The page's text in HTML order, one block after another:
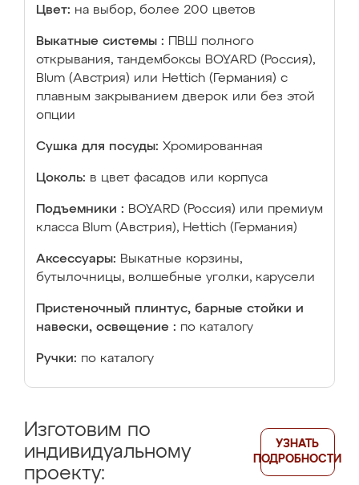
Цвет: на выбор, более 200 цветов
Выкатные системы :
ПВШ полного
открывания, тандембоксы BOYARD (Россия),
Blum (Австрия) или Hettich (Германия) с
плавным закрыванием дверок или без этой
опции
Сушка для посуды: Хромированная
Цоколь: в цвет фасадов или корпуса
Подъемники : BOYARD (Россия) или премиум
класса Blum (Австрия), Hettich (Германия)
Аксессуары: Выкатные корзины,
бутылочницы, волшебные уголки, карусели
Пристеночный плинтус, барные стойки и
навески, освещение : по каталогу
Ручки: по каталогу
Изготовим по
индивидуальному
проекту:
УЗНАТЬ
ПОДРОБНОСТИ